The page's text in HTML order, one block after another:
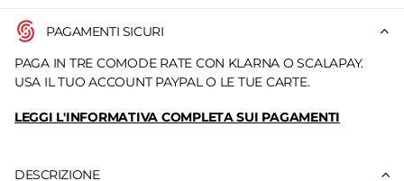
PAGAMENTI SICURI
PAGA IN TRE COMODE RATE CON KLARNA O SCALAPAY.
USA IL TUO ACCOUNT PAYPAL O LE TUE CARTE.
LEGGI L'INFORMATIVA COMPLETA SUI PAGAMENTI
DESCRIZIONE